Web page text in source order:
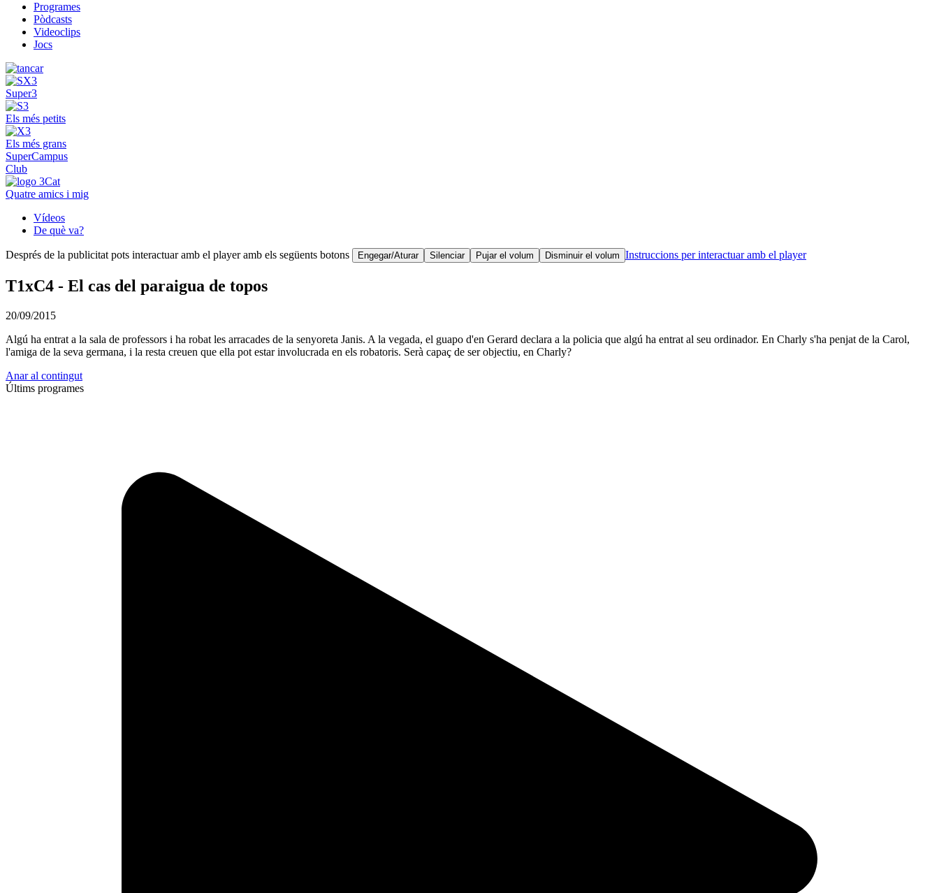
Programes
Pòdcasts
Videoclips
Jocs
Super3
Els més petits
Els més grans
SuperCampus
Club
Quatre amics i mig
Vídeos
De què va?
Després de la publicitat pots interactuar amb el player amb els següents botons Engegar/Aturar Silenciar Pujar el volum Disminuir el volum Instruccions per interactuar amb el player
T1xC4 - El cas del paraigua de topos
20/09/2015
Algú ha entrat a la sala de professors i ha robat les arracades de la senyoreta Janis. A la vegada, el guapo d'en Gerard declara a la policia que algú ha entrat al seu ordinador. En Charly s'ha penjat de la Carol,
l'amiga de la seva germana, i la resta creuen que ella pot estar involucrada en els robatoris. Serà capaç de ser objectiu, en Charly?
Anar al contingut
Últims programes